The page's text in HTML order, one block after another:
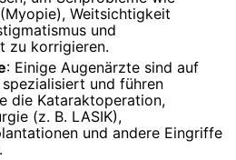
Weitsichtigkeit
und
zu korrigieren.
: Einige Augenärzte sind auf
und führen
die Kataraktoperation,
(z. B. LASIK),
und andere Eingriffe